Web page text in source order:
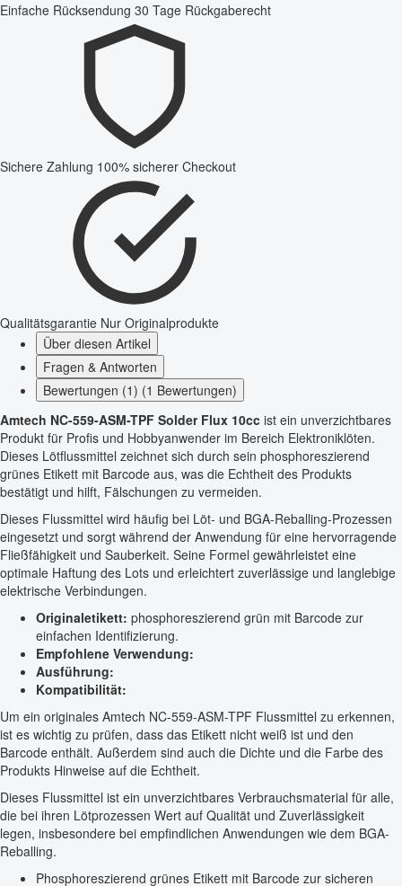
Einfache Rücksendung 30 Tage Rückgaberecht
Sichere Zahlung 100% sicherer Checkout
Qualitätsgarantie Nur Originalprodukte
Über diesen Artikel
Fragen & Antworten
Bewertungen (1) (1 Bewertungen)
Amtech NC-559-ASM-TPF Solder Flux 10cc ist ein unverzichtbares
Produkt für Profis und Hobbyanwender im Bereich Elektroniklöten.
Dieses Lötflussmittel zeichnet sich durch sein phosphoreszierend
grünes Etikett mit Barcode aus, was die Echtheit des Produkts
bestätigt und hilft, Fälschungen zu vermeiden.
Dieses Flussmittel wird häufig bei Löt- und BGA-Reballing-Prozessen
eingesetzt und sorgt während der Anwendung für eine hervorragende
Fließfähigkeit und Sauberkeit. Seine Formel gewährleistet eine
optimale Haftung des Lots und erleichtert zuverlässige und langlebige
elektrische Verbindungen.
Originaletikett: phosphoreszierend grün mit Barcode zur
einfachen Identifizierung.
Empfohlene Verwendung:
Ausführung:
Kompatibilität:
Um ein originales Amtech NC-559-ASM-TPF Flussmittel zu erkennen,
ist es wichtig zu prüfen, dass das Etikett nicht weiß ist und den
Barcode enthält. Außerdem sind auch die Dichte und die Farbe des
Produkts Hinweise auf die Echtheit.
Dieses Flussmittel ist ein unverzichtbares Verbrauchsmaterial für alle,
die bei ihren Lötprozessen Wert auf Qualität und Zuverlässigkeit
legen, insbesondere bei empfindlichen Anwendungen wie dem BGA-
Reballing.
Phosphoreszierend grünes Etikett mit Barcode zur sicheren